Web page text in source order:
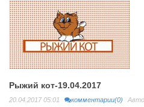
Рыжий кот-19.04.2017
20.04.2017 05:01 комментарии(0)